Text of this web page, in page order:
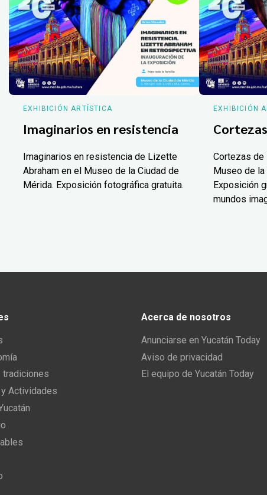
EXHIBICIÓN ARTÍSTICA
Imaginarios en resistencia
Imaginarios en resistencia de Lizette
Abraham en el Museo de la Ciudad de
Mérida. Exposición fotográfica gratuita.
EXHIBICIÓN
Cortezas
Cortezas de
Museo de la
Exposición
mundos
tradiciones
Actividades
Acerca de nosotros
Anunciarse en Yucatán Today
Aviso de privacidad
El equipo de Yucatán Today